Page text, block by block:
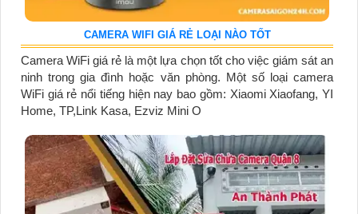
CAMERA WIFI GIÁ RẺ LOẠI NÀO TỐT
Camera WiFi giá rẻ là một lựa chọn tốt cho việc giám sát an
ninh trong gia đình hoặc văn phòng. Một số loại camera
WiFi giá rẻ nổi tiếng hiện nay bao gồm: Xiaomi Xiaofang, YI
Home, TP,Link Kasa, Ezviz Mini O